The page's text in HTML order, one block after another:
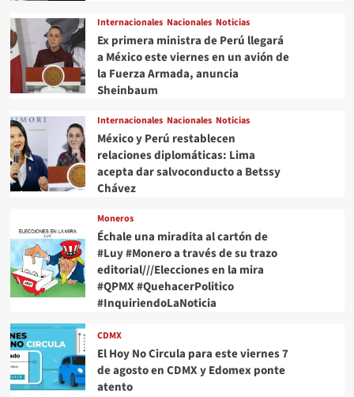
Internacionales Nacionales Noticias
Ex primera ministra de Perú llegará
a México este viernes en un avión de
la Fuerza Armada, anuncia
Sheinbaum
Internacionales Nacionales Noticias
México y Perú restablecen
relaciones diplomáticas: Lima
acepta dar salvoconducto a Betssy
Chávez
Moneros
Échale una miradita al cartón de
#Luy #Monero a través de su trazo
editorial///Elecciones en la mira
#QPMX #QuehacerPolitico
#InquiriendoLaNoticia
CDMX
El Hoy No Circula para este viernes 7
de agosto en CDMX y Edomex ponte
atento